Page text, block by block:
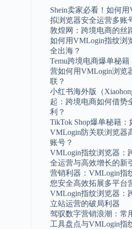
Shein卖家必看！如何
拟浏览器安全运营多账
敦煌网：跨境电商的丝
如何用VMLogin指纹浏
全出海？
Temu跨境电商爆单秘
营如何用VMLogin浏览
联？
小红书海外版（
起：跨境电商如何借势
利？
TikTok Shop爆单秘籍：
VMLogin防关联浏览器
账号？
VMLogin指纹浏览器：
全运营与高效增长的新
营销利器：VMLogin指
您安全高效拓展多平台
VMLogin指纹浏览器：
立站运营的破局利器
驾驭数字营销浪潮：常
工具盘点与VMLogin指